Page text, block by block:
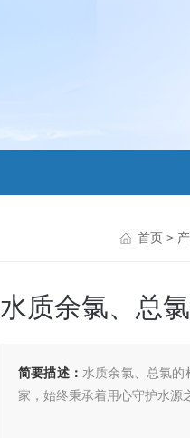
首页 >
水质余氯、总
简要描述： 水质余氯、总氯
家，始终秉承着用心守护水源